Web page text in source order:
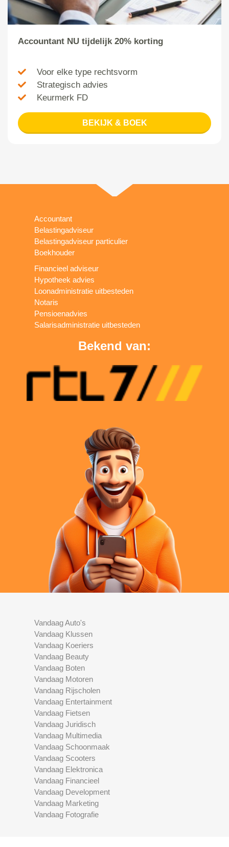
Accountant NU tijdelijk 20% korting
Voor elke type rechtsvorm
Strategisch advies
Keurmerk FD
BEKIJK & BOEK
Accountant
Belastingadviseur
Belastingadviseur particulier
Boekhouder
Financieel adviseur
Hypotheek advies
Loonadministratie uitbesteden
Notaris
Pensioenadvies
Salarisadministratie uitbesteden
Bekend van:
Vandaag Auto's
Vandaag Klussen
Vandaag Koeriers
Vandaag Beauty
Vandaag Boten
Vandaag Motoren
Vandaag Rijscholen
Vandaag Entertainment
Vandaag Fietsen
Vandaag Juridisch
Vandaag Multimedia
Vandaag Schoonmaak
Vandaag Scooters
Vandaag Elektronica
Vandaag Financieel
Vandaag Development
Vandaag Marketing
Vandaag Fotografie